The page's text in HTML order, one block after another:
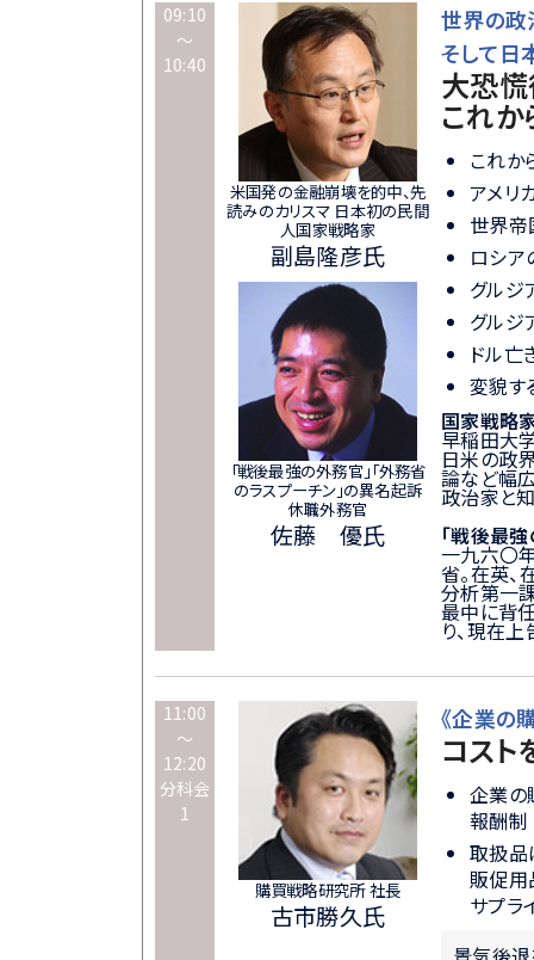
09:10
～
10:40
米国発の金融崩壊を的中、先
読みのカリスマ 日本初の民間
人国家戦略家
副島隆彦氏
「戦後最強の外務官」「外務省
のラスプーチン」の異名起訴
休職外務官
佐藤 優氏
世界の政
そして日
大恐
これか
これか
アメリ
世界帝
ロシア
グルジ
グルジ
ドル亡
変貌す
国家戦略
早稲田大
日米の政
論など幅
政治家と知
「戦後最
一九六〇
省。在英
分析第一
最中に背
り、現在上
11:00
～
12:20
分科会
1
購買戦略研究所 社長
古市勝久氏
《企業の
コス
企業の
報酬制
取扱品
販促用
サプラ